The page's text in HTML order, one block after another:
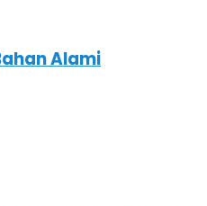
Alami